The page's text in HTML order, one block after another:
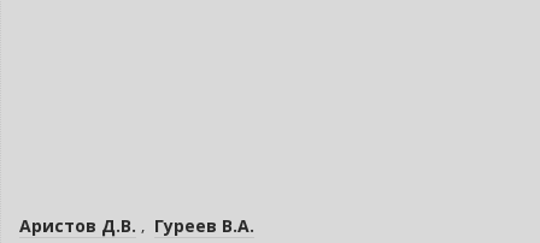
Аристов Д.В. , Гуреев В.А.